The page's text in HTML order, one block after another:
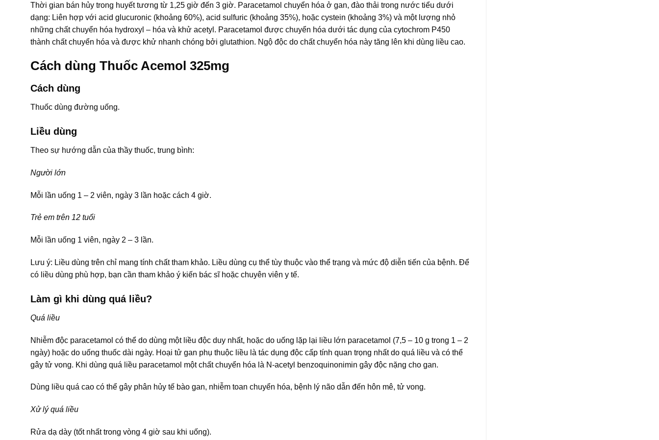
Thời gian bán hủy trong huyết tương từ 1,25 giờ đến 3 giờ. Paracetamol chuyển hóa ở gan, đào thải trong nước tiểu dưới
dạng: Liên hợp với acid glucuronic (khoảng 60%), acid sulfuric (khoảng 35%), hoặc cystein (khoảng 3%) và một lượng nhỏ
những chất chuyển hóa hydroxyl – hóa và khử acetyl. Paracetamol được chuyển hóa dưới tác dụng của cytochrom P450
thành chất chuyển hóa và được khử nhanh chóng bởi glutathion. Ngộ độc do chất chuyển hóa này tăng lên khi dùng liều cao.
Cách dùng Thuốc Acemol 325mg
Cách dùng
Thuốc dùng đường uống.
Liều dùng
Theo sự hướng dẫn của thầy thuốc, trung bình:
Người lớn
Mỗi lần uống 1 – 2 viên, ngày 3 lần hoặc cách 4 giờ.
Trẻ em trên 12 tuổi
Mỗi lần uống 1 viên, ngày 2 – 3 lần.
Lưu ý: Liều dùng trên chỉ mang tính chất tham khảo. Liều dùng cụ thể tùy thuộc vào thể trạng và mức độ diễn tiến của bệnh. Để
có liều dùng phù hợp, bạn cần tham khảo ý kiến bác sĩ hoặc chuyên viên y tế.
Làm gì khi dùng quá liều?
Quá liều
Nhiễm độc paracetamol có thể do dùng một liều độc duy nhất, hoặc do uống lặp lại liều lớn paracetamol (7,5 – 10 g trong 1 – 2
ngày) hoặc do uống thuốc dài ngày. Hoại tử gan phụ thuộc liều là tác dụng độc cấp tính quan trọng nhất do quá liều và có thể
gây tử vong. Khi dùng quá liều paracetamol một chất chuyển hóa là N-acetyl benzoquinonimin gây độc nặng cho gan.
Dùng liều quá cao có thể gây phân hủy tế bào gan, nhiễm toan chuyển hóa, bệnh lý não dẫn đến hôn mê, tử vong.
Xử lý quá liều
Rửa dạ dày (tốt nhất trong vòng 4 giờ sau khi uống).